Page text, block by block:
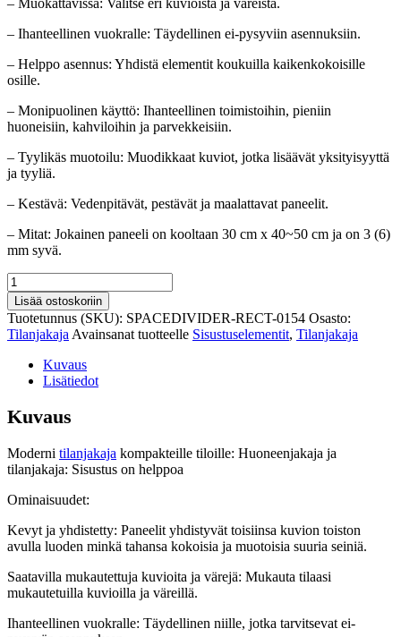
– Muokattavissa: Valitse eri kuvioista ja väreistä.
– Ihanteellinen vuokralle: Täydellinen ei-pysyviin asennuksiin.
– Helppo asennus: Yhdistä elementit koukuilla kaikenkokoisille
osille.
– Monipuolinen käyttö: Ihanteellinen toimistoihin, pieniin
huoneisiin, kahviloihin ja parvekkeisiin.
– Tyylikäs muotoilu: Muodikkaat kuviot, jotka lisäävät yksityisyyttä
ja tyyliä.
– Kestävä: Vedenpitävät, pestävät ja maalattavat paneelit.
– Mitat: Jokainen paneeli on kooltaan 30 cm x 40~50 cm ja on 3 (6)
mm syvä.
Moderni
tilanjakaja
kompakteille
tiloille
määrä
Lisää ostoskoriin
Tuotetunnus (SKU): SPACEDIVIDER-RECT-0154 Osasto:
Tilanjakaja Avainsanat tuotteelle Sisustuselementit, Tilanjakaja
Kuvaus
Lisätiedot
Kuvaus
Moderni tilanjakaja kompakteille tiloille: Huoneenjakaja ja
tilanjakaja: Sisustus on helppoa
Ominaisuudet:
Kevyt ja yhdistetty: Paneelit yhdistyvät toisiinsa kuvion toiston
avulla luoden minkä tahansa kokoisia ja muotoisia suuria seiniä.
Saatavilla mukautettuja kuvioita ja värejä: Mukauta tilaasi
mukautetuilla kuvioilla ja väreillä.
Ihanteellinen vuokralle: Täydellinen niille, jotka tarvitsevat ei-